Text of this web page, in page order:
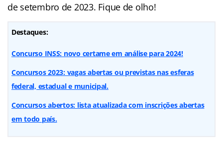
de setembro de 2023. Fique de olho!
Destaques:
Concurso INSS: novo certame em análise para 2024!
Concursos 2023: vagas abertas ou previstas nas esferas
federal, estadual e municipal.
Concursos abertos: lista atualizada com inscrições abertas
em todo país.